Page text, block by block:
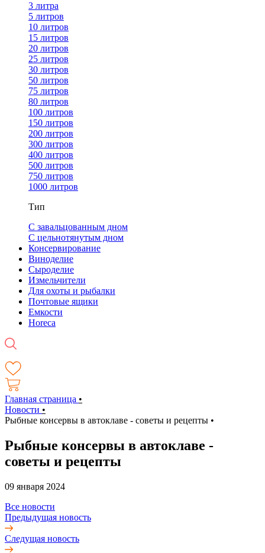
3 литра
5 литров
10 литров
15 литров
20 литров
25 литров
30 литров
50 литров
75 литров
80 литров
100 литров
150 литров
200 литров
300 литров
400 литров
500 литров
750 литров
1000 литров
Тип
С завальцованным дном
С цельнотянутым дном
Консервирование
Виноделие
Сыроделие
Измельчители
Для охоты и рыбалки
Почтовые ящики
Емкости
Horeca
Главная страница •
Новости •
Рыбные консервы в автоклаве - советы и рецепты •
Рыбные консервы в автоклаве -
советы и рецепты
09 января 2024
Все новости
Предыдущая новость
Следущая новость